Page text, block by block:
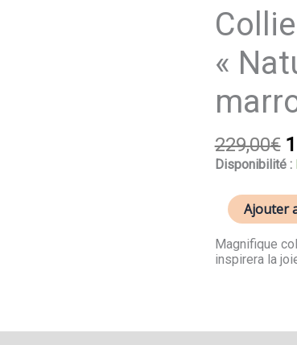
«
229,00€
Disponibilité :
quantité
de
Cœur
de
"Nature
marron"
Ajouter
Magnifique
inspirera la